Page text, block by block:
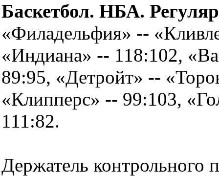
Баскетбол. НБА.
«Филадельфия» --
«Индиана» -- 118:102,
89:95, «Детройт» --
«Клипперс» -- 99:103,
111:82.
Держатель контрольного